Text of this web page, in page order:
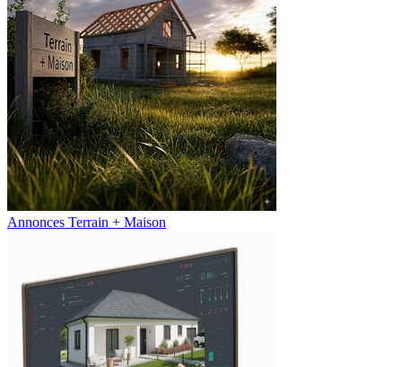
Annonces Terrain + Maison